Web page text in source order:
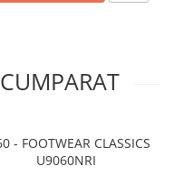
- FOOTWEAR CLASSICS
U9060NRI